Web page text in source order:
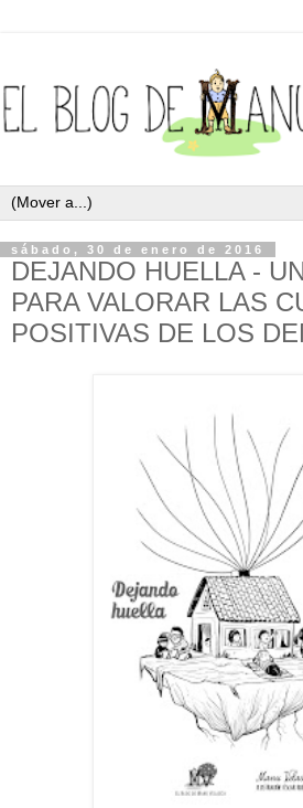
sábado, 30 de enero de 2016
DEJANDO HUELLA -
PARA VALORAR LAS
POSITIVAS DE LOS